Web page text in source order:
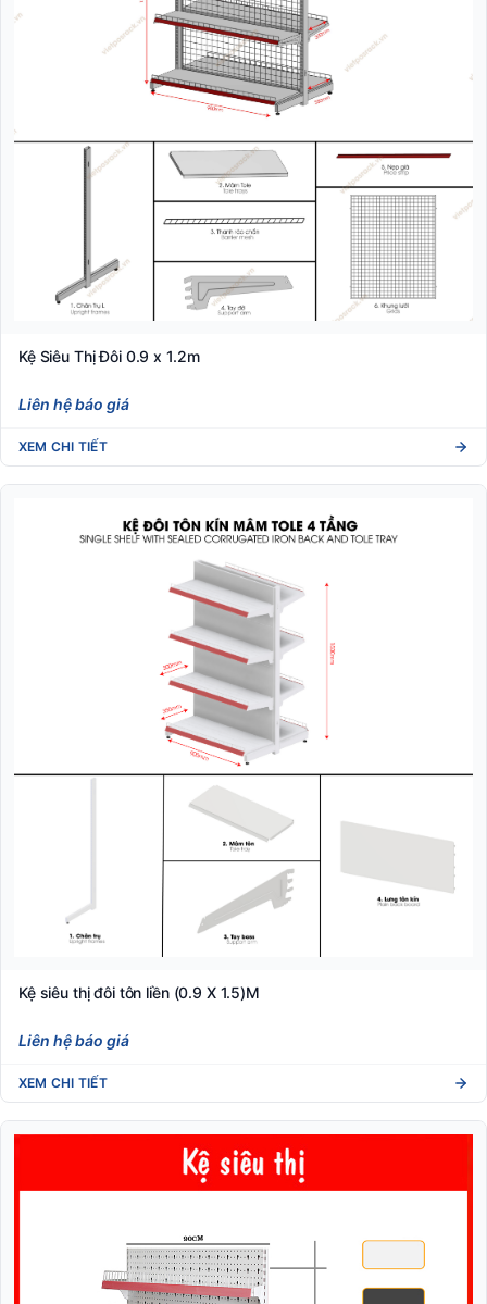
Kệ Siêu Thị Đôi 0.9 x 1.2m
Liên hệ báo giá
XEM CHI TIẾT
Kệ siêu thị đôi tôn liền (0.9 X 1.5)M
Liên hệ báo giá
XEM CHI TIẾT